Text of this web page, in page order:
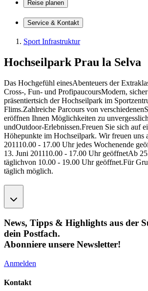
Reise planen
Service & Kontakt
Sport Infrastruktur
Hochseilpark Prau la Selva
Das Hochgefühl einesAbenteuers der
Cross-, Fun- und ProfipaucoursModern,
präsentiertsich der Hochseilpark im
Flims.Zahlreiche Parcours von
eröffnen Ihnen Möglichkeiten zu
undOutdoor-Erlebnissen.Freuen Sie sich auf
Höhepunkte im Hochseilpark. Wir freuen
201110.00 - 17.00 Uhr jedes Wochenende
13. Juni 201110.00 - 17.00 Uhr geöffnetAb
täglichvon 10.00 - 19.00 Uhr geöffnet.Für
täglich möglich.
News, Tipps & Highlights aus der
dein Postfach.
Abonniere unsere Newsletter!
Anmelden
Kontakt